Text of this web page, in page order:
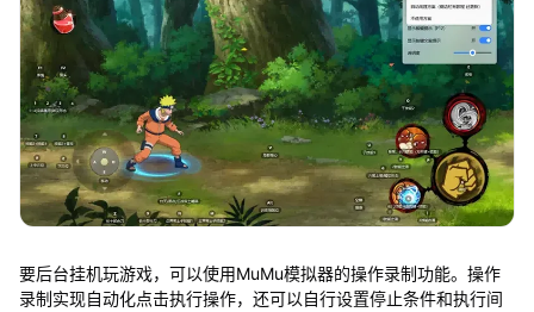
要后台挂机玩游戏，可以使用MuMu模拟器的操作录制功能。操作
录制实现自动化点击执行操作，还可以自行设置停止条件和执行间